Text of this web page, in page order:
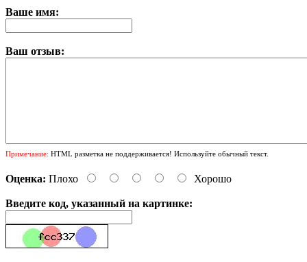
Ваше имя:
Ваш отзыв:
Примечание: HTML разметка не поддерживается! Используйте обычный текст.
Оценка: Плохо Хорошо
Введите код, указанный на картинке: